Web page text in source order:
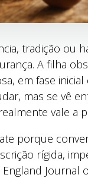
tradição ou
A filha
em fase
mas se vê
vale a
porque
rígida,